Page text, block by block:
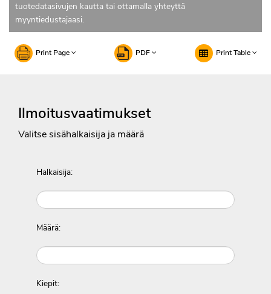
tuotedatasivujen kautta tai ottamalla yhteyttä
myyntiedustajaasi.
Print Page PDF Print Table
Ilmoitusvaatimukset
Valitse sisähalkaisija ja määrä
Halkaisija:
Määrä:
Kiepit: